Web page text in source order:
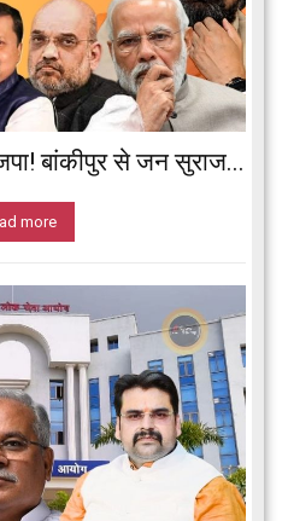
बांकीपुर से जन सुराज...
more